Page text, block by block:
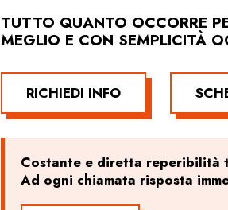
TUTTO QUANTO OCCORRE
MEGLIO E CON SEMPLICITÀ
RICHIEDI INFO
Costante e diretta reperibilità
Ad ogni chiamata risposta